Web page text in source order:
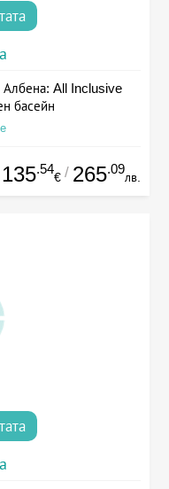
Албена: All Inclusive
басейн
135.54
€ / 265.09
лв.